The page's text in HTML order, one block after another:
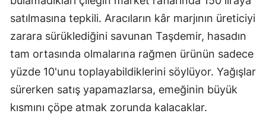
satılmasına tepkili. Aracıların kâr marjının üreticiyi
zarara sürüklediğini savunan Taşdemir, hasadın
tam ortasında olmalarına rağmen ürünün sadece
yüzde 10'unu toplayabildiklerini söylüyor. Yağışlar
sürerken satış yapamazlarsa, emeğinin büyük
kısmını çöpe atmak zorunda kalacaklar.